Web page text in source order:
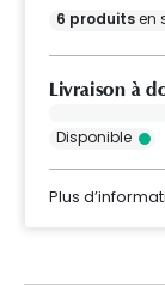
6 produitsen
Livraison à
Disponible
Plus